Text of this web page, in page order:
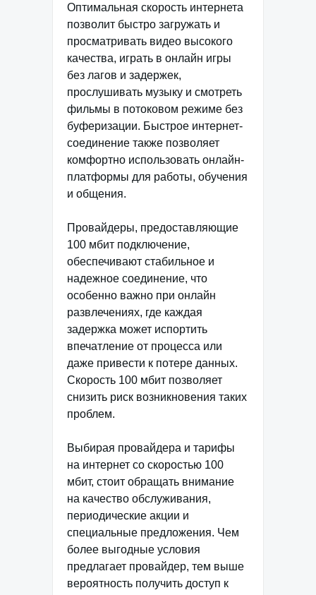
Оптимальная скорость интернета
позволит быстро загружать и
просматривать видео высокого
качества, играть в онлайн игры
без лагов и задержек,
прослушивать музыку и смотреть
фильмы в потоковом режиме без
буферизации. Быстрое интернет-
соединение также позволяет
комфортно использовать онлайн-
платформы для работы, обучения
и общения.
Провайдеры, предоставляющие
100 мбит подключение,
обеспечивают стабильное и
надежное соединение, что
особенно важно при онлайн
развлечениях, где каждая
задержка может испортить
впечатление от процесса или
даже привести к потере данных.
Скорость 100 мбит позволяет
снизить риск возникновения таких
проблем.
Выбирая провайдера и тарифы
на интернет со скоростью 100
мбит, стоит обращать внимание
на качество обслуживания,
периодические акции и
специальные предложения. Чем
более выгодные условия
предлагает провайдер, тем выше
вероятность получить доступ к